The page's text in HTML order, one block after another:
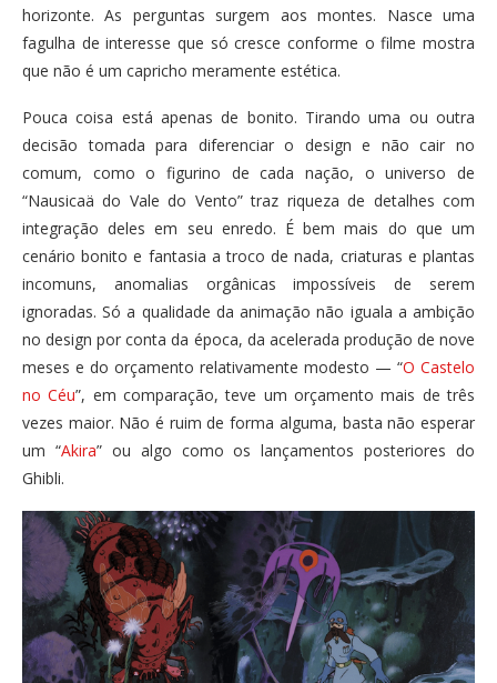
horizonte. As perguntas surgem aos montes. Nasce uma
fagulha de interesse que só cresce conforme o filme mostra
que não é um capricho meramente estética.
Pouca coisa está apenas de bonito. Tirando uma ou outra
decisão tomada para diferenciar o design e não cair no
comum, como o figurino de cada nação, o universo de
“Nausicaä do Vale do Vento” traz riqueza de detalhes com
integração deles em seu enredo. É bem mais do que um
cenário bonito e fantasia a troco de nada, criaturas e plantas
incomuns, anomalias orgânicas impossíveis de serem
ignoradas. Só a qualidade da animação não iguala a ambição
no design por conta da época, da acelerada produção de nove
meses e do orçamento relativamente modesto — “O Castelo
no Céu”, em comparação, teve um orçamento mais de três
vezes maior. Não é ruim de forma alguma, basta não esperar
um “Akira” ou algo como os lançamentos posteriores do
Ghibli.